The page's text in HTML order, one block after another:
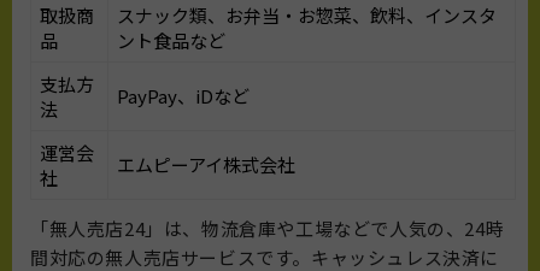
取扱商
品
スナック類、お弁当・お惣菜、飲料、インスタ
ント食品など
支払方
法
PayPay、iDなど
運営会
社
エムピーアイ株式会社
「無人売店24」は、物流倉庫や工場などで人気の、24時
間対応の無人売店サービスです。キャッシュレス決済に